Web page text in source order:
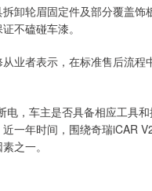
卸轮眉固定件及部分覆盖
不磕碰车漆。
业者表示，在标准售后流
，车主是否具备相应工具
一年时间，围绕奇瑞iCAR
之一。